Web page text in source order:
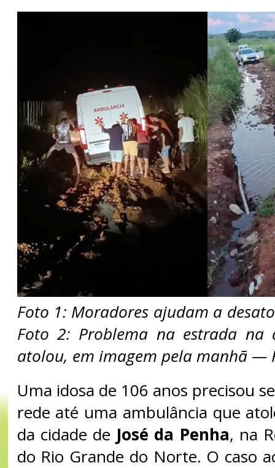
Foto 1: Moradores ajudam a
Foto 2: Problema na estrada na
atolou, em imagem pela manhã —
Uma idosa de 106 anos precisou
rede até uma ambulância que
da cidade de José da Penha, na
do Rio Grande do Norte. O caso